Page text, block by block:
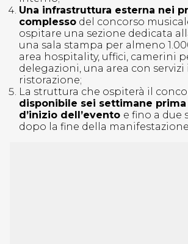
Una infrastruttura esterna nei
complesso del concorso
ospitare una sezione dedicata
una sala stampa per almeno
area hospitality, uffici, camerini
delegazioni, una area con
ristorazione;
La struttura che ospiterà il
disponibile sei settimane
d’inizio dell’evento e fino a due
dopo la fine della